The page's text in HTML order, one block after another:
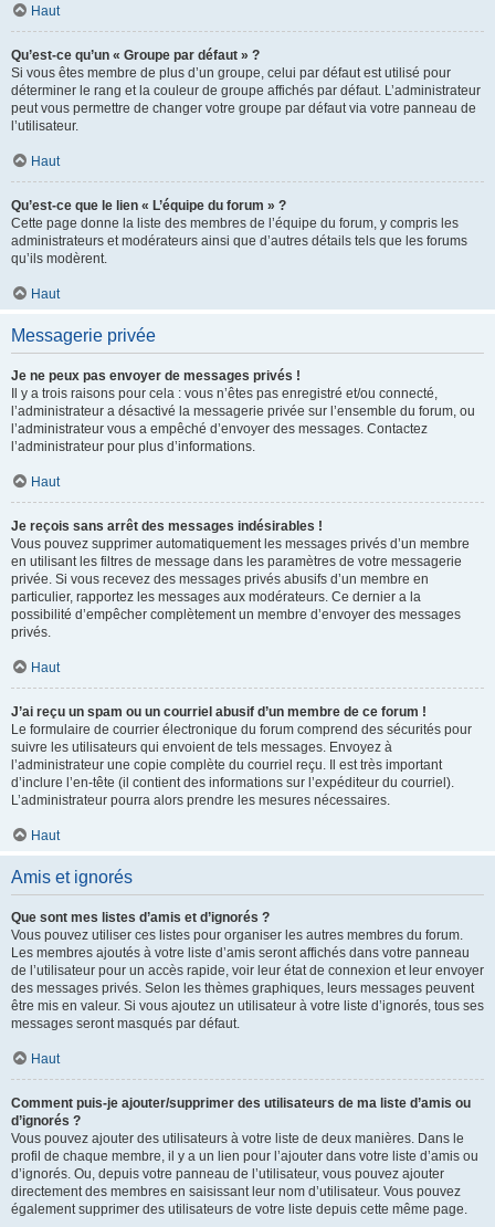
Haut
Qu’est-ce qu’un « Groupe par défaut » ?
Si vous êtes membre de plus d’un groupe, celui par défaut est utilisé pour
déterminer le rang et la couleur de groupe affichés par défaut. L’administrateur
peut vous permettre de changer votre groupe par défaut via votre panneau de
l’utilisateur.
Haut
Qu’est-ce que le lien « L’équipe du forum » ?
Cette page donne la liste des membres de l’équipe du forum, y compris les
administrateurs et modérateurs ainsi que d’autres détails tels que les forums
qu’ils modèrent.
Haut
Messagerie privée
Je ne peux pas envoyer de messages privés !
Il y a trois raisons pour cela : vous n’êtes pas enregistré et/ou connecté,
l’administrateur a désactivé la messagerie privée sur l’ensemble du forum, ou
l’administrateur vous a empêché d’envoyer des messages. Contactez
l’administrateur pour plus d’informations.
Haut
Je reçois sans arrêt des messages indésirables !
Vous pouvez supprimer automatiquement les messages privés d’un membre
en utilisant les filtres de message dans les paramètres de votre messagerie
privée. Si vous recevez des messages privés abusifs d’un membre en
particulier, rapportez les messages aux modérateurs. Ce dernier a la
possibilité d’empêcher complètement un membre d’envoyer des messages
privés.
Haut
J’ai reçu un spam ou un courriel abusif d’un membre de ce forum !
Le formulaire de courrier électronique du forum comprend des sécurités pour
suivre les utilisateurs qui envoient de tels messages. Envoyez à
l’administrateur une copie complète du courriel reçu. Il est très important
d’inclure l’en-tête (il contient des informations sur l’expéditeur du courriel).
L’administrateur pourra alors prendre les mesures nécessaires.
Haut
Amis et ignorés
Que sont mes listes d’amis et d’ignorés ?
Vous pouvez utiliser ces listes pour organiser les autres membres du forum.
Les membres ajoutés à votre liste d’amis seront affichés dans votre panneau
de l’utilisateur pour un accès rapide, voir leur état de connexion et leur envoyer
des messages privés. Selon les thèmes graphiques, leurs messages peuvent
être mis en valeur. Si vous ajoutez un utilisateur à votre liste d’ignorés, tous ses
messages seront masqués par défaut.
Haut
Comment puis-je ajouter/supprimer des utilisateurs de ma liste d’amis ou
d’ignorés ?
Vous pouvez ajouter des utilisateurs à votre liste de deux manières. Dans le
profil de chaque membre, il y a un lien pour l’ajouter dans votre liste d’amis ou
d’ignorés. Ou, depuis votre panneau de l’utilisateur, vous pouvez ajouter
directement des membres en saisissant leur nom d’utilisateur. Vous pouvez
également supprimer des utilisateurs de votre liste depuis cette même page.